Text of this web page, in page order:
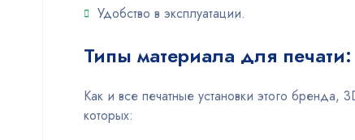
Удобство в эксплуатации.
Типы материала для печати:
Как и все печатные установки этого бренда,
которых: